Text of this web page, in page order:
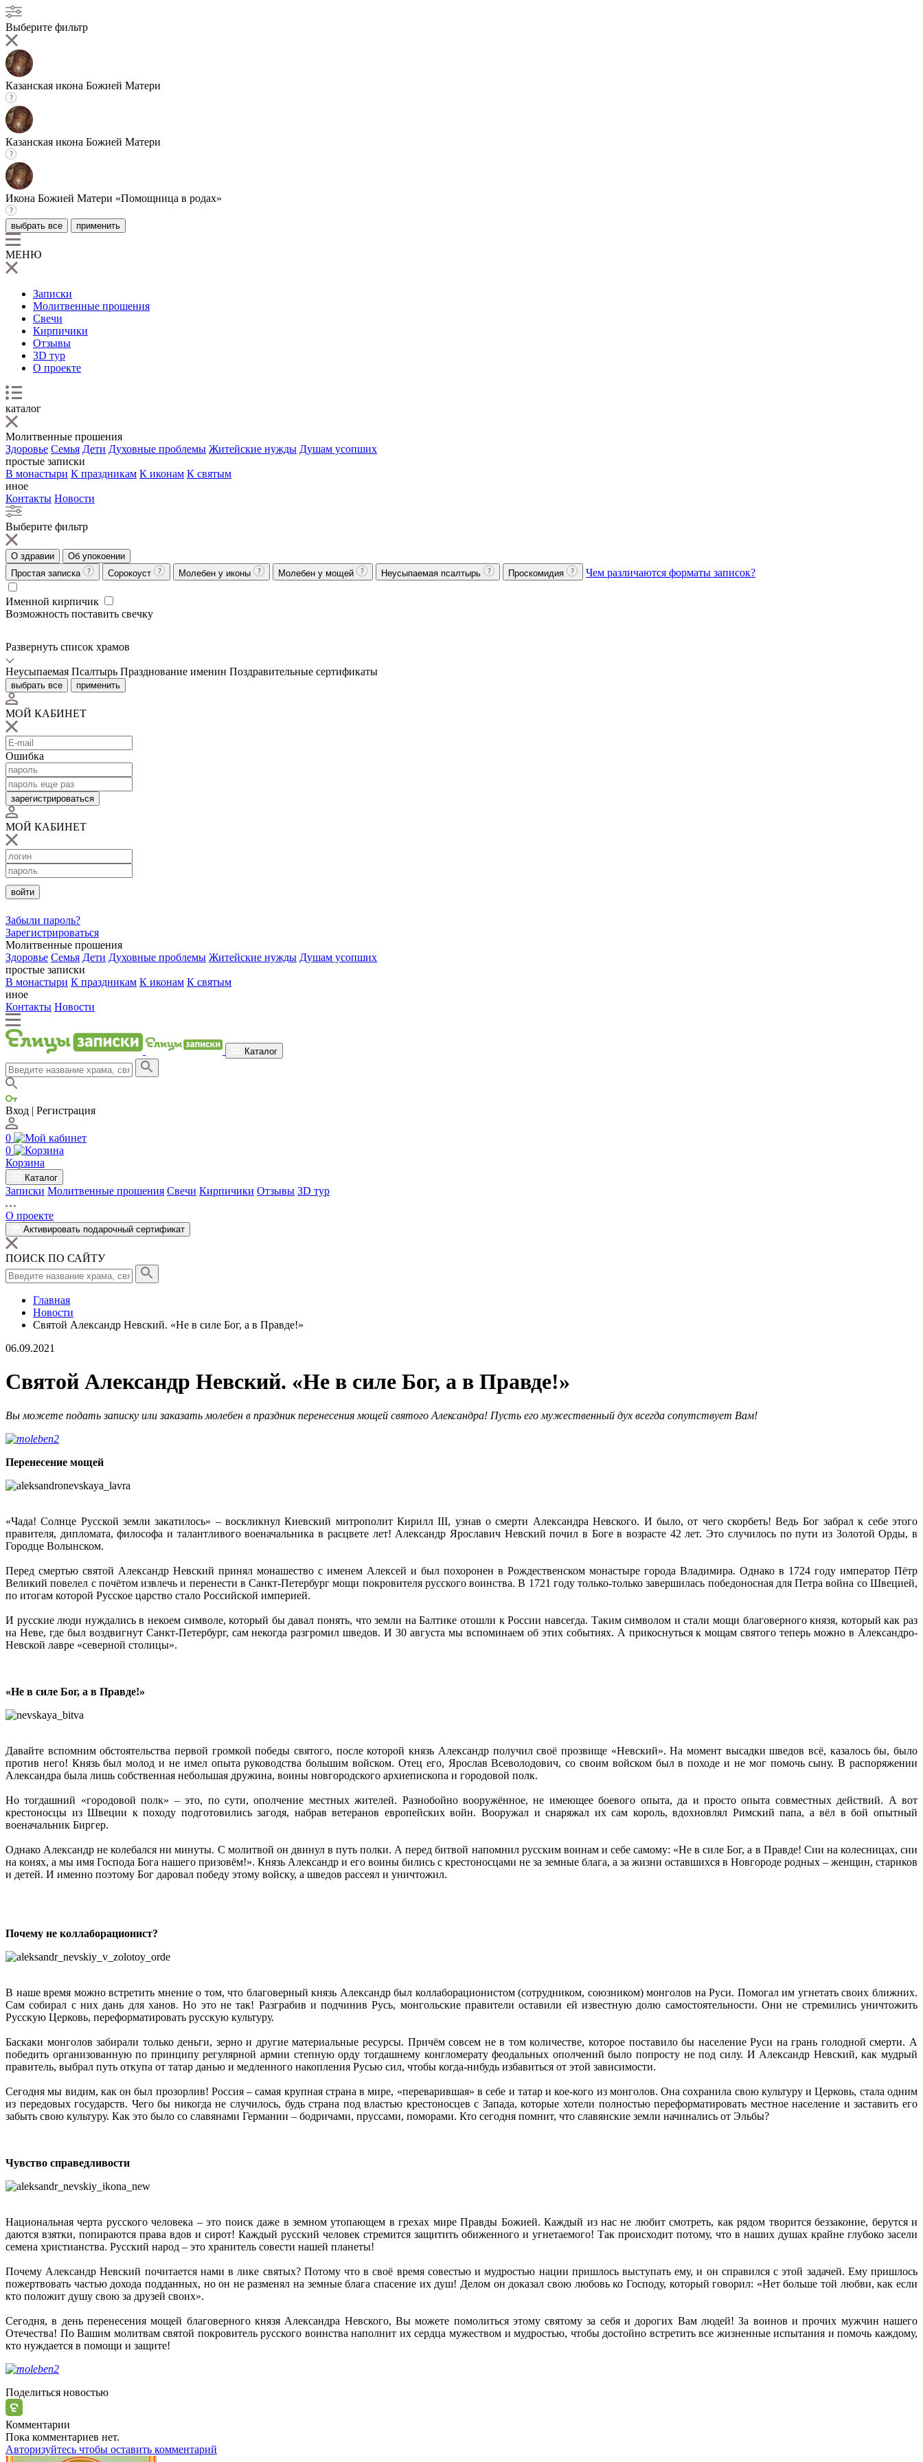
Выберите фильтр
Казанская икона Божией Матери
Казанская икона Божией Матери
Икона Божией Матери «Помощница в родах»
выбрать все применить
МЕНЮ
Записки
Молитвенные прошения
Свечи
Кирпичики
Отзывы
3D тур
О проекте
каталог
Молитвенные прошения
Здоровье Семья Дети Духовные проблемы Житейские нужды Душам усопших
простые записки
В монастыри К праздникам К иконам К святым
иное
Контакты Новости
Выберите фильтр
О здравии
Об упокоении
Простая записка
Сорокоуст Молебен у иконы Молебен у мощей Неусыпаемая псалтырь Проскомидия Чем различаются форматы записок?
Именной кирпичик
Возможность поставить свечку
Развернуть список храмов
Неусыпаемая Псалтырь Празднование именин Поздравительные сертификаты
выбрать все применить
МОЙ КАБИНЕТ
Ошибка
зарегистрироваться
МОЙ КАБИНЕТ
войти
Забыли пароль?
Зарегистрироваться
Молитвенные прошения
Здоровье Семья Дети Духовные проблемы Житейские нужды Душам усопших
простые записки
В монастыри К праздникам К иконам К святым
иное
Контакты Новости
Каталог
Вход | Регистрация
0
0
Корзина
Каталог
Записки Молитвенные прошения Свечи Кирпичики Отзывы 3D тур
О проекте
Активировать подарочный сертификат
ПОИСК ПО САЙТУ
Главная
Новости
Святой Александр Невский. «Не в силе Бог, а в Правде!»
06.09.2021
Святой Александр Невский. «Не в силе Бог, а в Правде!»
Вы можете подать записку или заказать молебен в праздник перенесения мощей святого Александра! Пусть его мужественный дух всегда сопутствует Вам!
Перенесение мощей
«Чада! Солнце Русской земли закатилось» – воскликнул Киевский митрополит Кирилл III, узнав о смерти Александра Невского. И было, от чего скорбеть! Ведь Бог забрал к себе этого
правителя, дипломата, философа и талантливого военачальника в расцвете лет! Александр Ярославич Невский почил в Боге в возрасте 42 лет. Это случилось по пути из Золотой Орды, в
Городце Волынском.
Перед смертью святой Александр Невский принял монашество с именем Алексей и был похоронен в Рождественском монастыре города Владимира. Однако в 1724 году император Пётр
Великий повелел с почётом извлечь и перенести в Санкт-Петербург мощи покровителя русского воинства. В 1721 году только-только завершилась победоносная для Петра война со Швецией,
по итогам которой Русское царство стало Российской империей.
И русские люди нуждались в некоем символе, который бы давал понять, что земли на Балтике отошли к России навсегда. Таким символом и стали мощи благоверного князя, который как раз
на Неве, где был воздвигнут Санкт-Петербург, сам некогда разгромил шведов. И 30 августа мы вспоминаем об этих событиях. А прикоснуться к мощам святого теперь можно в Александро-
Невской лавре «северной столицы».
«Не в силе Бог, а в Правде!»
Давайте вспомним обстоятельства первой громкой победы святого, после которой князь Александр получил своё прозвище «Невский». На момент высадки шведов всё, казалось бы, было
против него! Князь был молод и не имел опыта руководства большим войском. Отец его, Ярослав Всеволодович, со своим войском был в походе и не мог помочь сыну. В распоряжении
Александра была лишь собственная небольшая дружина, воины новгородского архиепископа и городовой полк.
Но тогдашний «городовой полк» – это, по сути, ополчение местных жителей. Разнобойно вооружённое, не имеющее боевого опыта, да и просто опыта совместных действий. А вот
крестоносцы из Швеции к походу подготовились загодя, набрав ветеранов европейских войн. Вооружал и снаряжал их сам король, вдохновлял Римский папа, а вёл в бой опытный
военачальник Биргер.
Однако Александр не колебался ни минуты. С молитвой он двинул в путь полки. А перед битвой напомнил русским воинам и себе самому: «Не в силе Бог, а в Правде! Сии на колесницах, сии
на конях, а мы имя Господа Бога нашего призовём!». Князь Александр и его воины бились с крестоносцами не за земные блага, а за жизни оставшихся в Новгороде родных – женщин, стариков
и детей. И именно поэтому Бог даровал победу этому войску, а шведов рассеял и уничтожил.
Почему не коллаборационист?
В наше время можно встретить мнение о том, что благоверный князь Александр был коллаборационистом (сотрудником, союзником) монголов на Руси. Помогал им угнетать своих ближних.
Сам собирал с них дань для ханов. Но это не так! Разграбив и подчинив Русь, монгольские правители оставили ей известную долю самостоятельности. Они не стремились уничтожить
Русскую Церковь, переформатировать русскую культуру.
Баскаки монголов забирали только деньги, зерно и другие материальные ресурсы. Причём совсем не в том количестве, которое поставило бы население Руси на грань голодной смерти. А
победить организованную по принципу регулярной армии степную орду тогдашнему конгломерату феодальных ополчений было попросту не под силу. И Александр Невский, как мудрый
правитель, выбрал путь откупа от татар данью и медленного накопления Русью сил, чтобы когда-нибудь избавиться от этой зависимости.
Сегодня мы видим, как он был прозорлив! Россия – самая крупная страна в мире, «переварившая» в себе и татар и кое-кого из монголов. Она сохранила свою культуру и Церковь, стала одним
из передовых государств. Чего бы никогда не случилось, будь страна под властью крестоносцев с Запада, которые хотели полностью переформатировать местное население и заставить его
забыть свою культуру. Как это было со славянами Германии – бодричами, пруссами, поморами. Кто сегодня помнит, что славянские земли начинались от Эльбы?
Чувство справедливости
Национальная черта русского человека – это поиск даже в земном утопающем в грехах мире Правды Божией. Каждый из нас не любит смотреть, как рядом творится беззаконие, берутся и
даются взятки, попираются права вдов и сирот! Каждый русский человек стремится защитить обиженного и угнетаемого! Так происходит потому, что в наших душах крайне глубоко засели
семена христианства. Русский народ – это хранитель совести нашей планеты!
Почему Александр Невский почитается нами в лике святых? Потому что в своё время совестью и мудростью нации пришлось выступать ему, и он справился с этой задачей. Ему пришлось
пожертвовать частью дохода подданных, но он не разменял на земные блага спасение их душ! Делом он доказал свою любовь ко Господу, который говорил: «Нет больше той любви, как если
кто положит душу свою за друзей своих».
Сегодня, в день перенесения мощей благоверного князя Александра Невского, Вы можете помолиться этому святому за себя и дорогих Вам людей! За воинов и прочих мужчин нашего
Отечества! По Вашим молитвам святой покровитель русского воинства наполнит их сердца мужеством и мудростью, чтобы достойно встретить все жизненные испытания и помочь каждому,
кто нуждается в помощи и защите!
Поделиться новостью
Комментарии
Пока комментариев нет.
Авторизуйтесь чтобы оставить комментарий